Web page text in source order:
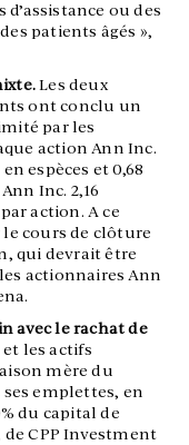
ou des
patients âgés »,
Les deux
ont conclu un
par les
action Ann Inc.
espèces et 0,68
Inc. 2,16
action. A ce
le cours de clôture
qui devrait être
actionnaires Ann
avec le rachat de
et les actifs
mère du
emplettes, en
du capital de
CPP Investment